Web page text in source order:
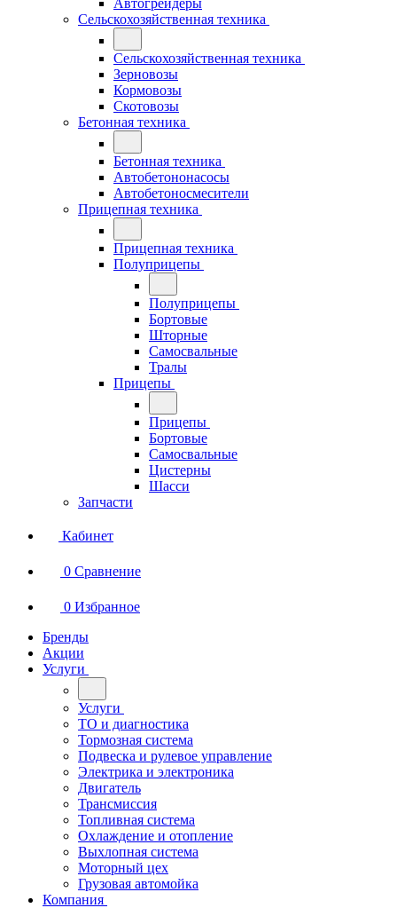
Автогрейдеры
Сельскохозяйственная техника
Сельскохозяйственная техника
Зерновозы
Кормовозы
Скотовозы
Бетонная техника
Бетонная техника
Автобетононасосы
Автобетоносмесители
Прицепная техника
Прицепная техника
Полуприцепы
Полуприцепы
Бортовые
Шторные
Самосвальные
Тралы
Прицепы
Прицепы
Бортовые
Самосвальные
Цистерны
Шасси
Запчасти
Кабинет
0 Сравнение
0 Избранное
Бренды
Акции
Услуги
Услуги
ТО и диагностика
Тормозная система
Подвеска и рулевое управление
Электрика и электроника
Двигатель
Трансмиссия
Топливная система
Охлаждение и отопление
Выхлопная система
Моторный цех
Грузовая автомойка
Компания